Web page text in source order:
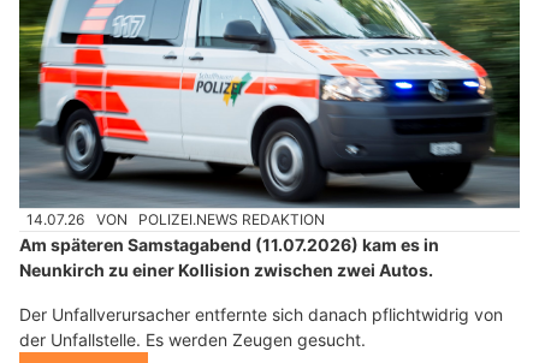
14.07.26 VON POLIZEI.NEWS REDAKTION
Am späteren Samstagabend (11.07.2026) kam es in
Neunkirch zu einer Kollision zwischen zwei Autos.
Der Unfallverursacher entfernte sich danach pflichtwidrig von
der Unfallstelle. Es werden Zeugen gesucht.